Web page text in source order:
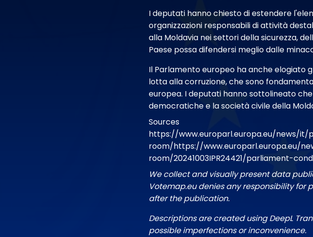
I deputati hanno chiesto di estendere
organizzazioni responsabili di attività
alla Moldavia nei settori della sicurezza,
Paese possa difendersi meglio dalle
Il Parlamento europeo ha anche elogiato
lotta alla corruzione, che sono
europea. I deputati hanno sottolineato
democratiche e la società civile della
Sources
https://www.europarl.europa.eu/news/it/
room/https://www.europarl.europa.eu/
room/20241003IPR24421/parliament-
We collect and visually present data
Votemap.eu denies any responsibility for
after the publication.
Descriptions are created using DeepL
possible imperfections or inconvenience.